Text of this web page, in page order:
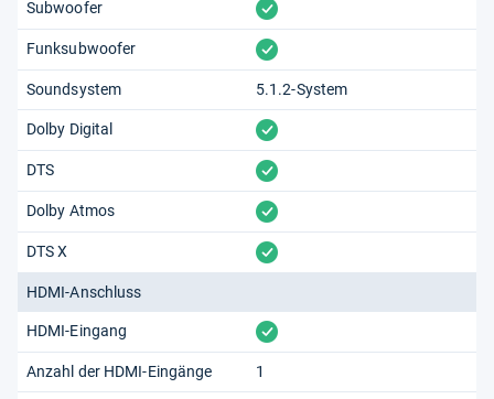
Subwoofer vorhanden
Funksubwoofer vorhanden
Soundsystem 5.1.2-System
Dolby Digital vorhanden
DTS vorhanden
Dolby Atmos vorhanden
DTS X vorhanden
HDMI-Anschluss
HDMI-Eingang vorhanden
Anzahl der HDMI-Eingänge 1